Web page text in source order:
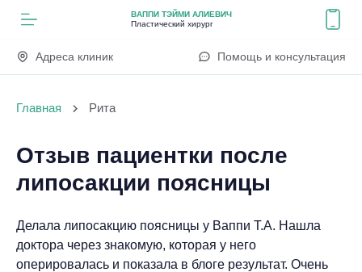
ВАППИ ТЭЙМИ АЛИЕВИЧ
Пластический хирург
Адреса клиник Помощь и консультация
Главная Рита
Отзыв пациентки после
липосакции поясницы
Делала липосакцию поясницы у Ваппи Т.А. Нашла
доктора через знакомую, которая у него
оперировалась и показала в блоге результат. Очень